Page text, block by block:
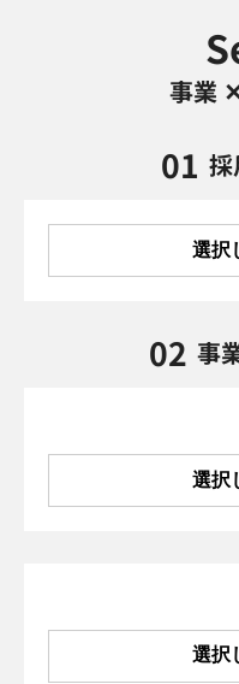
事業
01
選択
02 事
選択
選択